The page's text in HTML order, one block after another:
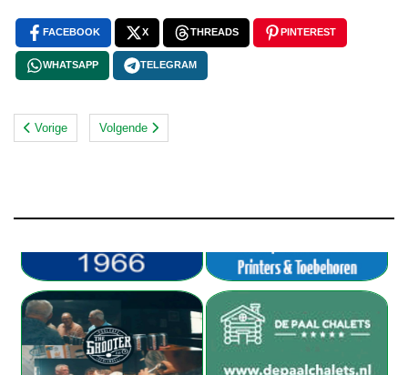
FACEBOOK X THREADS PINTEREST
WHATSAPP TELEGRAM
Vorige Volgende